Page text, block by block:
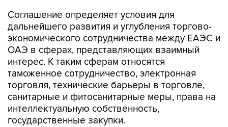
Соглашение определяет условия для
дальнейшего развития и углубления торгово-
экономического сотрудничества между ЕАЭС и
ОАЭ в сферах, представляющих взаимный
интерес. К таким сферам относятся
таможенное сотрудничество, электронная
торговля, технические барьеры в торговле,
санитарные и фитосанитарные меры, права на
интеллектуальную собственность,
государственные закупки.